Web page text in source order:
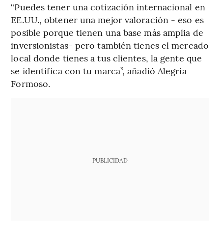
“Puedes tener una cotización internacional en
EE.UU., obtener una mejor valoración - eso es
posible porque tienen una base más amplia de
inversionistas- pero también tienes el mercado
local donde tienes a tus clientes, la gente que
se identifica con tu marca”, añadió Alegría
Formoso.
PUBLICIDAD